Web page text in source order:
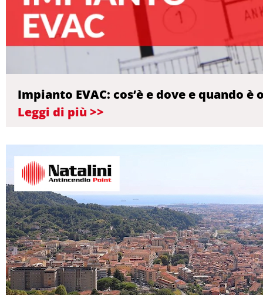
Impianto EVAC: cos’è e dove e quando
Leggi di più >>